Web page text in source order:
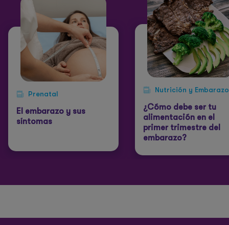
Prenatal
El embarazo y sus
síntomas
Nutrición y Embarazo
¿Cómo debe ser tu
alimentación en el
primer trimestre del
embarazo?